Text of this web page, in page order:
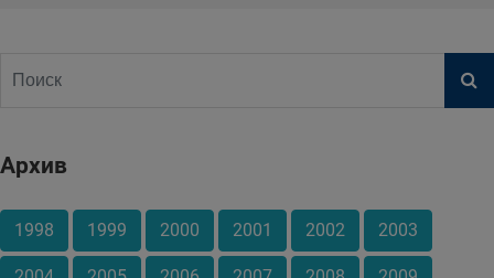
Архив
1998 1999 2000 2001 2002 2003